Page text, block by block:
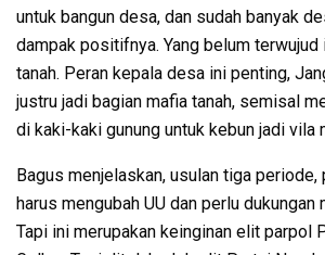
untuk bangun desa, dan sudah banyak
dampak positifnya. Yang belum
tanah. Peran kepala desa ini penting,
justru jadi bagian mafia tanah, semisal
di kaki-kaki gunung untuk kebun jadi vila
Bagus menjelaskan, usulan tiga periode,
harus mengubah UU dan perlu dukungan
Tapi ini merupakan keinginan elit parpol